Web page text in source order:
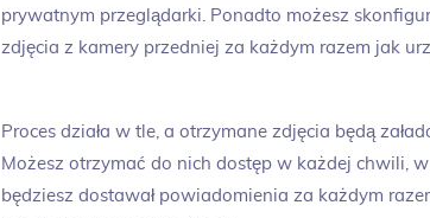
prywatnym przeglądarki. Ponadto możesz
zdjęcia z kamery przedniej za każdym razem jak
Proces działa w tle, a otrzymane zdjęcia będą
Możesz otrzymać do nich dostęp w każdej chwili,
będziesz dostawał powiadomienia za każdym